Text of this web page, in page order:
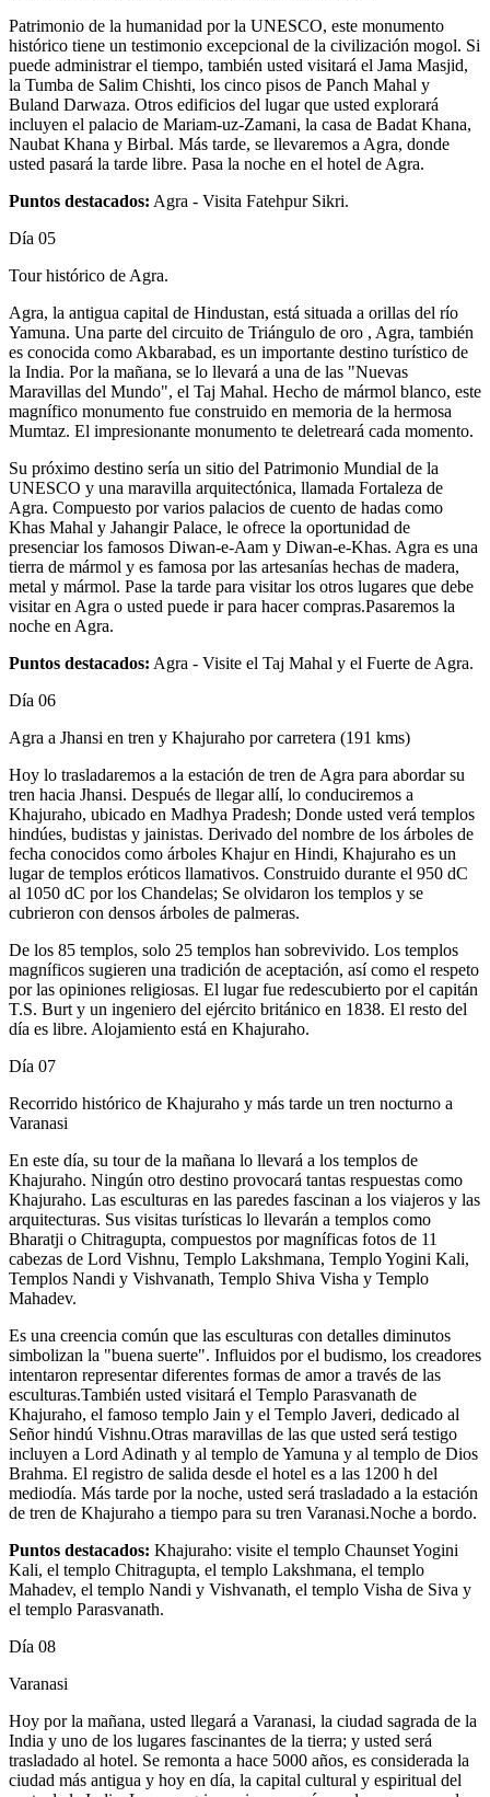
Patrimonio de la humanidad por la UNESCO, este monumento
histórico tiene un testimonio excepcional de la civilización mogol. Si
puede administrar el tiempo, también usted visitará el Jama Masjid,
la Tumba de Salim Chishti, los cinco pisos de Panch Mahal y
Buland Darwaza. Otros edificios del lugar que usted explorará
incluyen el palacio de Mariam-uz-Zamani, la casa de Badat Khana,
Naubat Khana y Birbal. Más tarde, se llevaremos a Agra, donde
usted pasará la tarde libre. Pasa la noche en el hotel de Agra.
Puntos destacados: Agra - Visita Fatehpur Sikri.
Día 05
Tour histórico de Agra.
Agra, la antigua capital de Hindustan, está situada a orillas del río
Yamuna. Una parte del circuito de Triángulo de oro , Agra, también
es conocida como Akbarabad, es un importante destino turístico de
la India. Por la mañana, se lo llevará a una de las "Nuevas
Maravillas del Mundo", el Taj Mahal. Hecho de mármol blanco, este
magnífico monumento fue construido en memoria de la hermosa
Mumtaz. El impresionante monumento te deletreará cada momento.
Su próximo destino sería un sitio del Patrimonio Mundial de la
UNESCO y una maravilla arquitectónica, llamada Fortaleza de
Agra. Compuesto por varios palacios de cuento de hadas como
Khas Mahal y Jahangir Palace, le ofrece la oportunidad de
presenciar los famosos Diwan-e-Aam y Diwan-e-Khas. Agra es una
tierra de mármol y es famosa por las artesanías hechas de madera,
metal y mármol. Pase la tarde para visitar los otros lugares que debe
visitar en Agra o usted puede ir para hacer compras.Pasaremos la
noche en Agra.
Puntos destacados: Agra - Visite el Taj Mahal y el Fuerte de Agra.
Día 06
Agra a Jhansi en tren y Khajuraho por carretera (191 kms)
Hoy lo trasladaremos a la estación de tren de Agra para abordar su
tren hacia Jhansi. Después de llegar allí, lo conduciremos a
Khajuraho, ubicado en Madhya Pradesh; Donde usted verá templos
hindúes, budistas y jainistas. Derivado del nombre de los árboles de
fecha conocidos como árboles Khajur en Hindi, Khajuraho es un
lugar de templos eróticos llamativos. Construido durante el 950 dC
al 1050 dC por los Chandelas; Se olvidaron los templos y se
cubrieron con densos árboles de palmeras.
De los 85 templos, solo 25 templos han sobrevivido. Los templos
magníficos sugieren una tradición de aceptación, así como el respeto
por las opiniones religiosas. El lugar fue redescubierto por el capitán
T.S. Burt y un ingeniero del ejército británico en 1838. El resto del
día es libre. Alojamiento está en Khajuraho.
Día 07
Recorrido histórico de Khajuraho y más tarde un tren nocturno a
Varanasi
En este día, su tour de la mañana lo llevará a los templos de
Khajuraho. Ningún otro destino provocará tantas respuestas como
Khajuraho. Las esculturas en las paredes fascinan a los viajeros y las
arquitecturas. Sus visitas turísticas lo llevarán a templos como
Bharatji o Chitragupta, compuestos por magníficas fotos de 11
cabezas de Lord Vishnu, Templo Lakshmana, Templo Yogini Kali,
Templos Nandi y Vishvanath, Templo Shiva Visha y Templo
Mahadev.
Es una creencia común que las esculturas con detalles diminutos
simbolizan la "buena suerte". Influidos por el budismo, los creadores
intentaron representar diferentes formas de amor a través de las
esculturas.También usted visitará el Templo Parasvanath de
Khajuraho, el famoso templo Jain y el Templo Javeri, dedicado al
Señor hindú Vishnu.Otras maravillas de las que usted será testigo
incluyen a Lord Adinath y al templo de Yamuna y al templo de Dios
Brahma. El registro de salida desde el hotel es a las 1200 h del
mediodía. Más tarde por la noche, usted será trasladado a la estación
de tren de Khajuraho a tiempo para su tren Varanasi.Noche a bordo.
Puntos destacados: Khajuraho: visite el templo Chaunset Yogini
Kali, el templo Chitragupta, el templo Lakshmana, el templo
Mahadev, el templo Nandi y Vishvanath, el templo Visha de Siva y
el templo Parasvanath.
Día 08
Varanasi
Hoy por la mañana, usted llegará a Varanasi, la ciudad sagrada de la
India y uno de los lugares fascinantes de la tierra; y usted será
trasladado al hotel. Se remonta a hace 5000 años, es considerada la
ciudad más antigua y hoy en día, la capital cultural y espiritual del